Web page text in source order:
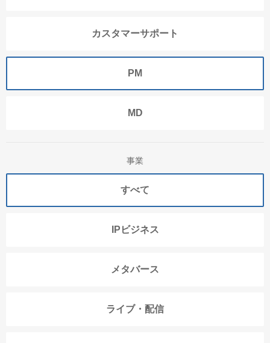
カスタマーサポート
PM
MD
事業
すべて
IPビジネス
メタバース
ライブ・配信